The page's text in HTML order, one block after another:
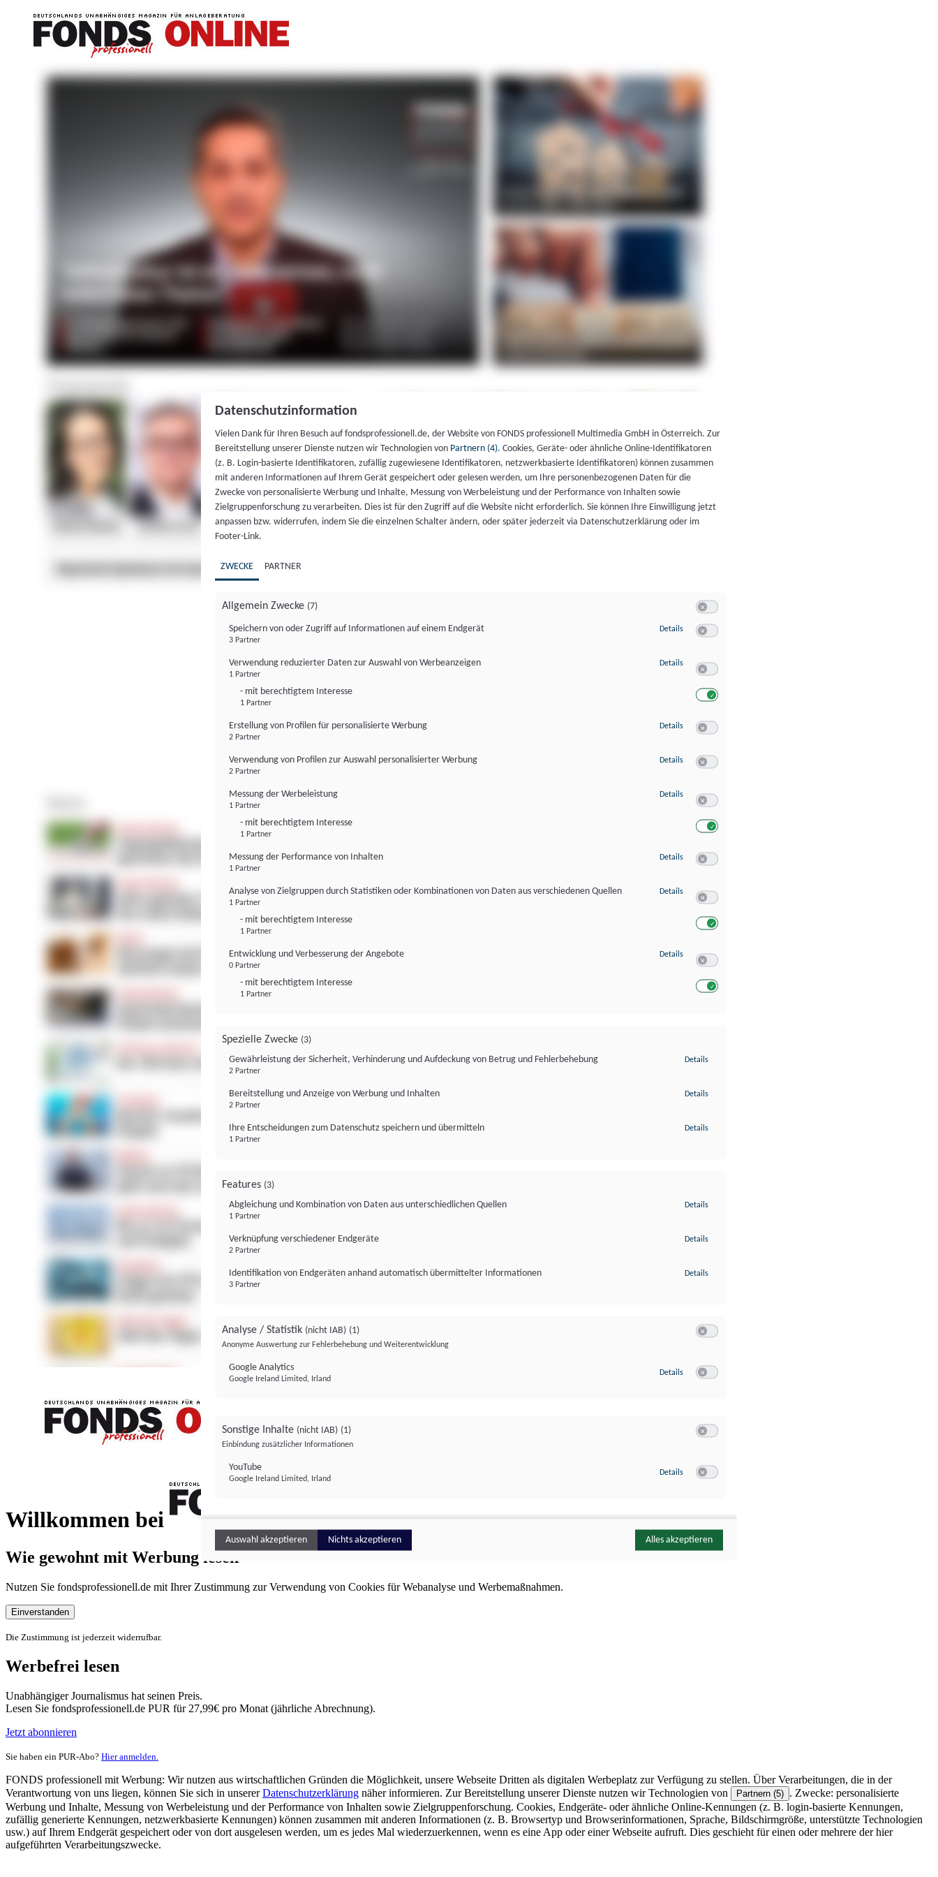
Willkommen bei
FONDS professionell
Wie gewohnt mit Werbung lesen
Nutzen Sie fondsprofessionell.de mit Ihrer Zustimmung zur Verwendung von Cookies für Webanalyse und Werbemaßnahmen.
Einverstanden
Die Zustimmung ist jederzeit widerrufbar.
Werbefrei lesen
Unabhängiger Journalismus hat seinen Preis.
Lesen Sie fondsprofessionell.de PUR für 27,99€ pro Monat (jährliche Abrechnung).
Jetzt abonnieren
Sie haben ein PUR-Abo? Hier anmelden.
FONDS professionell mit Werbung: Wir nutzen aus wirtschaftlichen Gründen die Möglichkeit, unsere Webseite Dritten als digitalen Werbeplatz zur Verfügung zu stellen. Über Verarbeitungen, die in der
Verantwortung von uns liegen, können Sie sich in unsererDatenschutzerklärung näher informieren. Zur Bereitstellung unserer Dienste nutzen wir Technologien von Partnern (5) . Zwecke: personalisierte
Werbung und Inhalte, Messung von Werbeleistung und der Performance von Inhalten sowie Zielgruppenforschung. Cookies, Endgeräte- oder ähnliche Online-Kennungen (z. B. login-basierte Kennungen,
zufällig generierte Kennungen, netzwerkbasierte Kennungen) können zusammen mit anderen Informationen (z. B. Browsertyp und Browserinformationen, Sprache, Bildschirmgröße, unterstützte Technologien
usw.) auf Ihrem Endgerät gespeichert oder von dort ausgelesen werden, um es jedes Mal wiederzuerkennen, wenn es eine App oder einer Webseite aufruft. Dies geschieht für einen oder mehrere der hier
aufgeführten Verarbeitungszwecke.
Datenschutzinformation
Vielen Dank für Ihren Besuch auf fondsprofessionell.de, der Website von FONDS professionell Multimedia GmbH in Österreich. Zur
Bereitstellung unserer Dienste nutzen wir Technologien von Partnern (4). Cookies, Geräte- oder ähnliche Online-Identifikatoren
(z. B. Login-basierte Identifikatoren, zufällig zugewiesene Identifikatoren, netzwerkbasierte Identifikatoren) können zusammen
mit anderen Informationen auf Ihrem Gerät gespeichert oder gelesen werden, um Ihre personenbezogenen Daten für die
Zwecke von personalisierte Werbung und Inhalte, Messung von Werbeleistung und der Performance von Inhalten sowie
Zielgruppenforschung zu verarbeiten. Dies ist für den Zugriff auf die Website nicht erforderlich. Sie können Ihre Einwilligung jetzt
anpassen bzw. widerrufen, indem Sie die einzelnen Schalter ändern, oder später jederzeit via Datenschutzerklärung oder im
Footer-Link.
ZWECKE PARTNER
Allgemein Zwecke (7)
Speichern von oder Zugriff auf Informationen auf einem Endgerät
3 Partner
Details zu Speichern von oder Zugriff auf Informationen auf einem Endgerät
Verwendung reduzierter Daten zur Auswahl von Werbeanzeigen
1 Partner
- mit berechtigtem Interesse
1 Partner
Details zu Verwendung reduzierter Daten zur Auswahl von Werbeanzeigen
Erstellung von Profilen für personalisierte Werbung
2 Partner
Details zu Erstellung von Profilen für personalisierte Werbung
Verwendung von Profilen zur Auswahl personalisierter Werbung
2 Partner
Details zu Verwendung von Profilen zur Auswahl personalisierter Werbung
Messung der Werbeleistung
1 Partner
- mit berechtigtem Interesse
1 Partner
Details zu Messung der Werbeleistung
Messung der Performance von Inhalten
1 Partner
Details zu Messung der Performance von Inhalten
Analyse von Zielgruppen durch Statistiken oder Kombinationen von Daten aus verschiedenen Quellen
1 Partner
- mit berechtigtem Interesse
1 Partner
Details zu Analyse von Zielgruppen durch Statistiken oder Kombinationen von
Entwicklung und Verbesserung der Angebote
0 Partner
- mit berechtigtem Interesse
1 Partner
Details zu Entwicklung und Verbesserung der Angebote
Spezielle Zwecke (3)
Gewährleistung der Sicherheit, Verhinderung und Aufdeckung von Betrug und Fehlerbehebung
2 Partner
Details
Bereitstellung und Anzeige von Werbung und Inhalten
2 Partner
Details
Ihre Entscheidungen zum Datenschutz speichern und übermitteln
1 Partner
Details
Features (3)
Abgleichung und Kombination von Daten aus unterschiedlichen Quellen
1 Partner
Details
Verknüpfung verschiedener Endgeräte
2 Partner
Details
Identifikation von Endgeräten anhand automatisch übermittelter Informationen
3 Partner
Details
Analyse / Statistik (nicht IAB) (1)
Anonyme Auswertung zur Fehlerbehebung und Weiterentwicklung
Google Analytics
Google Ireland Limited, Irland
Details zu Google Analytics
Sonstige Inhalte (nicht IAB) (1)
Einbindung zusätzlicher Informationen
YouTube
Google Ireland Limited, Irland
Details zu YouTube
Auswahl akzeptieren Nichts akzeptieren Alles akzeptieren